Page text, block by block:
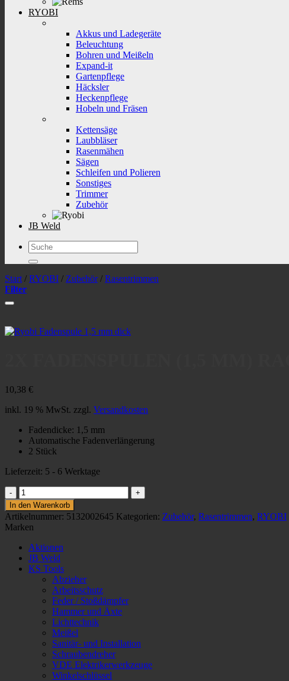
RYOBI
Akkus und Ladegeräte
Beleuchtung
Bohren und Meißeln
Expand-it
Gartenpflege
Häcksler
Heckenpflege
Hobeln und Fräsen
Kettensäge
Laubbläser
Rasenmähen
Sägen
Schleifen und Polieren
Sonstiges
Trimmer
Zubehör
JB Weld
Suchen
nach:
Start / RYOBI / Zubehör / Rasentrimmen
Filter
10,38 €
inkl. 19 % MwSt. zzgl. Versandkosten
Fadendicke: 1,5 mm
Automatische Fadenverlängerung
2 Stück
Lieferzeit: 5 - 6 Werktage
2X
FADENSPULEN
(1,5
MM)
RAC109
Menge
In den Warenkorb
Artikelnummer: 5132002645 Kategorien: Zubehör, Rasentrimmen, RYOBI
Marken
Aktionen
JB Weld
KS Tools
Abzieher
Arbeitsschutz
Feder / Stoßdämpfer
Hammer und Äxte
Lichttechnik
Meißel
Sanitär- und Installation
Schraubendreher
VDE Elektrikerwerkzeuge
Winkelschlüssel